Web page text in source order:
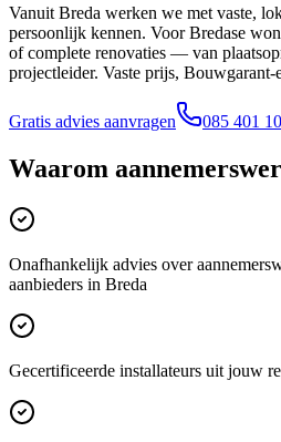
Vanuit Breda werken we met vaste,
persoonlijk kennen. Voor Bredase
of complete renovaties — van
projectleider. Vaste prijs,
Gratis advies aanvragen 085 401
Waarom
Onafhankelijk advies over
aanbieders in Breda
Gecertificeerde installateurs uit jouw